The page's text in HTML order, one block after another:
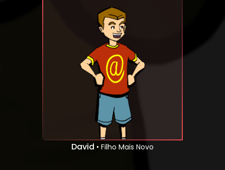
David • Filho Mais Novo